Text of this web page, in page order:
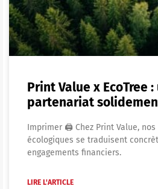
Print Value x EcoTree :
partenariat
Imprimer 🖨 Chez Print Value,
écologiques se traduisent
engagements financiers.
LIRE L'ARTICLE